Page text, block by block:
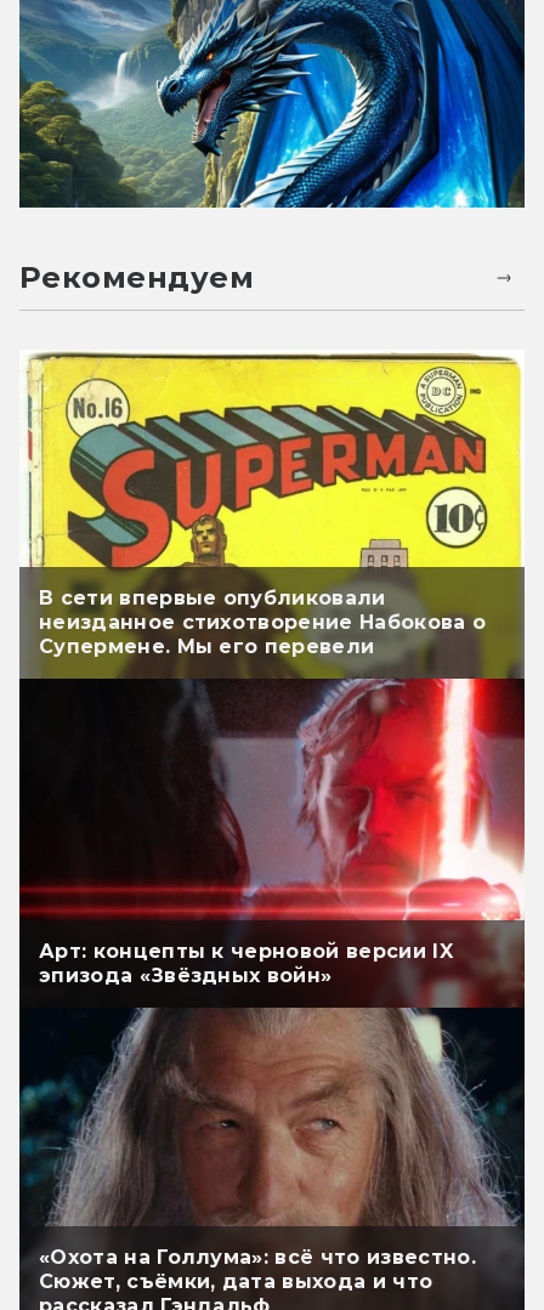
Рекомендуем
В сети впервые опубликовали
неизданное стихотворение Набокова о
Супермене. Мы его перевели
Арт: концепты к черновой версии IX
эпизода «Звёздных войн»
«Охота на Голлума»: всё что известно.
Сюжет, съёмки, дата выхода и что
рассказал Гэндальф